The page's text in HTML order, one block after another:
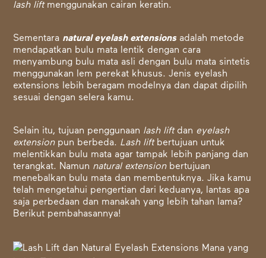
lash liftmenggunakan cairan keratin.
Sementara natural eyelash extensionsadalah metode
mendapatkan bulu mata lentik dengan cara
menyambung bulu mata asli dengan bulu mata sintetis
menggunakan lem perekat khusus. Jenis eyelash
extensions lebih beragam modelnya dan dapat dipilih
sesuai dengan selera kamu.
Selain itu, tujuan penggunaan lash liftdan eyelash
extensionpun berbeda. Lash liftbertujuan untuk
melentikkan bulu mata agar tampak lebih panjang dan
terangkat. Namun natural extensionbertujuan
menebalkan bulu mata dan membentuknya. Jika kamu
telah mengetahui pengertian dari keduanya, lantas apa
saja perbedaan dan manakah yang lebih tahan lama?
Berikut pembahasannya!